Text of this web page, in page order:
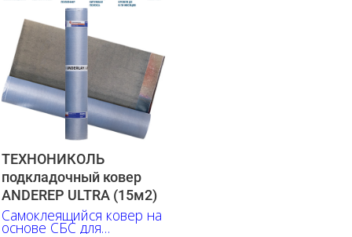
ТЕХНОНИКОЛЬ
подкладочный ковер
ANDEREP ULTRA (15м2)
Самоклеящийся ковер на
основе СБС для